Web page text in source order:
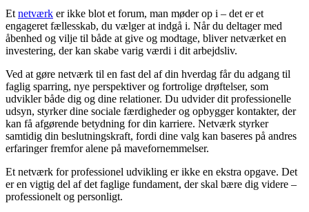
Et netværk er ikke blot et forum, man møder op i – det er et
engageret fællesskab, du vælger at indgå i. Når du deltager med
åbenhed og vilje til både at give og modtage, bliver netværket en
investering, der kan skabe varig værdi i dit arbejdsliv.
Ved at gøre netværk til en fast del af din hverdag får du adgang til
faglig sparring, nye perspektiver og fortrolige drøftelser, som
udvikler både dig og dine relationer. Du udvider dit professionelle
udsyn, styrker dine sociale færdigheder og opbygger kontakter, der
kan få afgørende betydning for din karriere. Netværk styrker
samtidig din beslutningskraft, fordi dine valg kan baseres på andres
erfaringer fremfor alene på mavefornemmelser.
Et netværk for professionel udvikling er ikke en ekstra opgave. Det
er en vigtig del af det faglige fundament, der skal bære dig videre –
professionelt og personligt.